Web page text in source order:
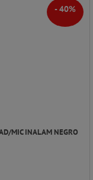
- 40%
MIC INALAM NEGRO